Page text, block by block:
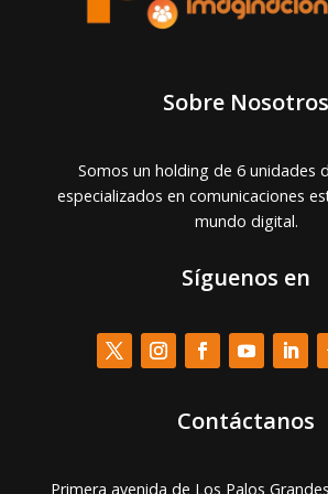
Sobre Nosotros
Somos un holding de 6 unidades
especializados en comunicaciones
mundo digital.
Síguenos en
Contáctanos
Primera avenida de Los Palos